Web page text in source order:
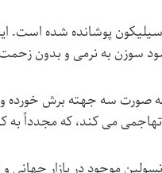
پوشانده شده است.
سوزن به نرمی و بدون
صورت سه جهته برش خورده و
تهاجمی می کند، که مجدداً